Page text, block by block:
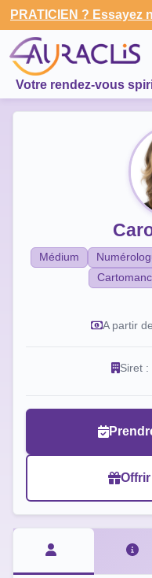
PRATICIEN ? Essayez
Votre rendez-vous
Médium
A partir
Siret :